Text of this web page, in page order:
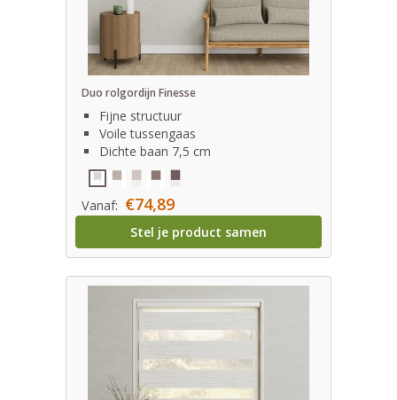
Duo rolgordijn Finesse
Fijne structuur
Voile tussengaas
Dichte baan 7,5 cm
Vanaf: €74,89
Stel je product samen